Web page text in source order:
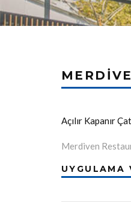
Açılır Kapanır
Merdiven
UYGULAMA